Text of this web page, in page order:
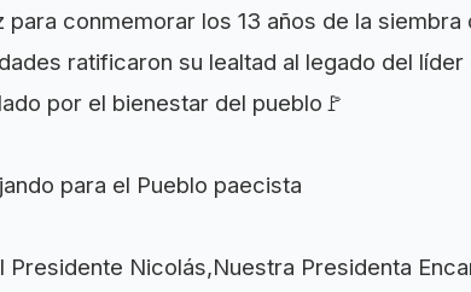
para conmemorar los 13 años de la
ratificaron su lealtad al legado del
por el bienestar del pueblo🚩
para el Pueblo paecista
Presidente Nicolás,Nuestra Presidenta